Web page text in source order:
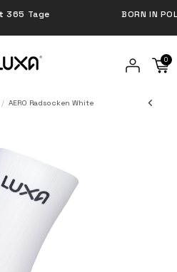
Tage BORN IN
0
AERO Radsocken White